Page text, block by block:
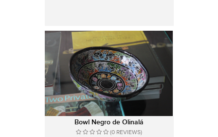
Bowl Negro de Olinalá
(0 REVIEWS)